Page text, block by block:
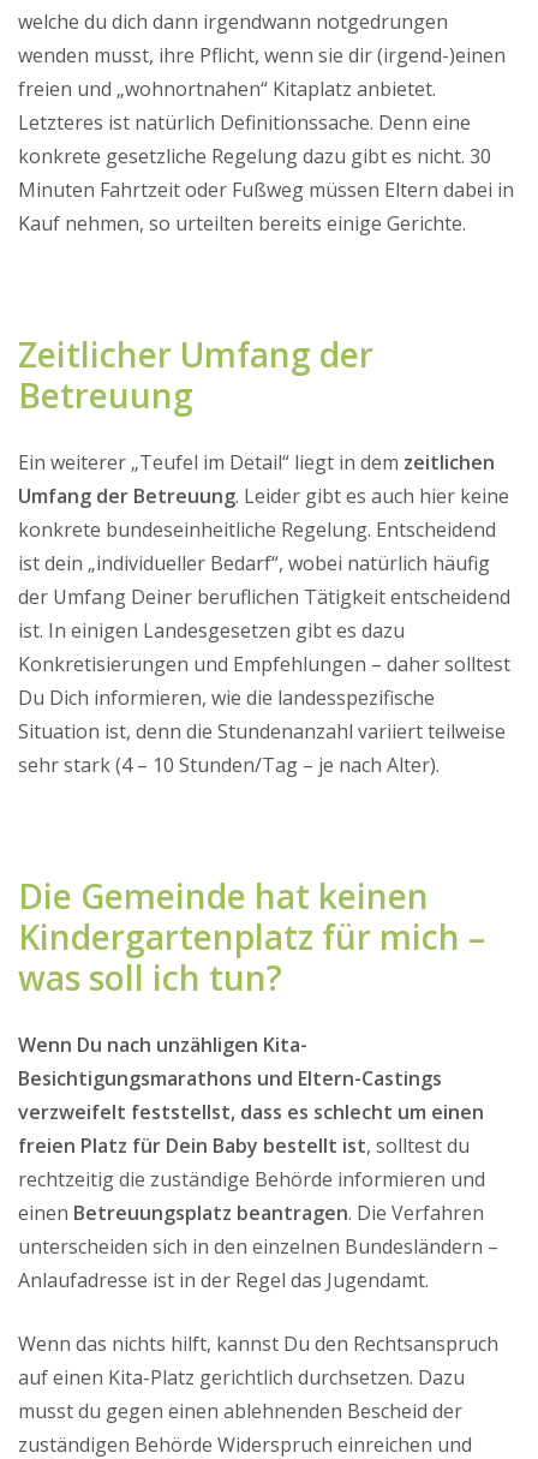
welche du dich dann irgendwann notgedrungen
wenden musst, ihre Pflicht, wenn sie dir (irgend-)einen
freien und „wohnortnahen“ Kitaplatz anbietet.
Letzteres ist natürlich Definitionssache. Denn eine
konkrete gesetzliche Regelung dazu gibt es nicht. 30
Minuten Fahrtzeit oder Fußweg müssen Eltern dabei in
Kauf nehmen, so urteilten bereits einige Gerichte.
Zeitlicher Umfang der
Betreuung
Ein weiterer „Teufel im Detail“ liegt in dem zeitlichen
Umfang der Betreuung. Leider gibt es auch hier keine
konkrete bundeseinheitliche Regelung. Entscheidend
ist dein „individueller Bedarf“, wobei natürlich häufig
der Umfang Deiner beruflichen Tätigkeit entscheidend
ist. In einigen Landesgesetzen gibt es dazu
Konkretisierungen und Empfehlungen – daher solltest
Du Dich informieren, wie die landesspezifische
Situation ist, denn die Stundenanzahl variiert teilweise
sehr stark (4 – 10 Stunden/Tag – je nach Alter).
Die Gemeinde hat keinen
Kindergartenplatz für mich –
was soll ich tun?
Wenn Du nach unzähligen Kita-
Besichtigungsmarathons und Eltern-Castings
verzweifelt feststellst, dass es schlecht um einen
freien Platz für Dein Baby bestellt ist, solltest du
rechtzeitig die zuständige Behörde informieren und
einen Betreuungsplatz beantragen. Die Verfahren
unterscheiden sich in den einzelnen Bundesländern –
Anlaufadresse ist in der Regel das Jugendamt.
Wenn das nichts hilft, kannst Du den Rechtsanspruch
auf einen Kita-Platz gerichtlich durchsetzen. Dazu
musst du gegen einen ablehnenden Bescheid der
zuständigen Behörde Widerspruch einreichen und